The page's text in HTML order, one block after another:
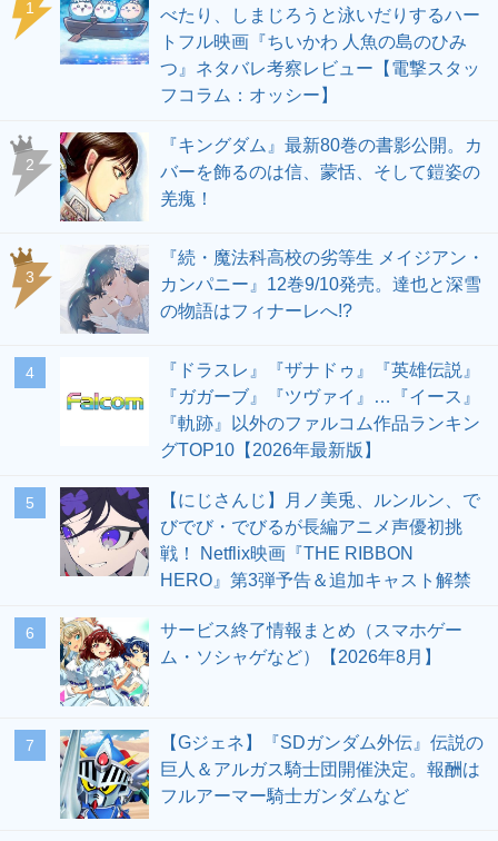
1
べたり、しまじろうと泳いだりするハー
トフル映画『ちいかわ 人魚の島のひみ
つ』ネタバレ考察レビュー【電撃スタッ
フコラム：オッシー】
2
『キングダム』最新80巻の書影公開。カ
バーを飾るのは信、蒙恬、そして鎧姿の
羌瘣！
3
『続・魔法科高校の劣等生 メイジアン・
カンパニー』12巻9/10発売。達也と深雪
の物語はフィナーレへ!?
4
『ドラスレ』『ザナドゥ』『英雄伝説』
『ガガーブ』『ツヴァイ』…『イース』
『軌跡』以外のファルコム作品ランキン
グTOP10【2026年最新版】
5
【にじさんじ】月ノ美兎、ルンルン、で
びでび・でびるが長編アニメ声優初挑
戦！ Netflix映画『THE RIBBON
HERO』第3弾予告＆追加キャスト解禁
6
サービス終了情報まとめ（スマホゲー
ム・ソシャゲなど）【2026年8月】
7
【Gジェネ】『SDガンダム外伝』伝説の
巨人＆アルガス騎士団開催決定。報酬は
フルアーマー騎士ガンダムなど